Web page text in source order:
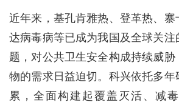
近年来，基孔肯雅热、登革热、寨
达病毒病等已成为我国及全球关注
题，对公共卫生安全构成持续威
物的需求日益迫切。科兴依托多年
累，全面构建起覆盖灭活、减